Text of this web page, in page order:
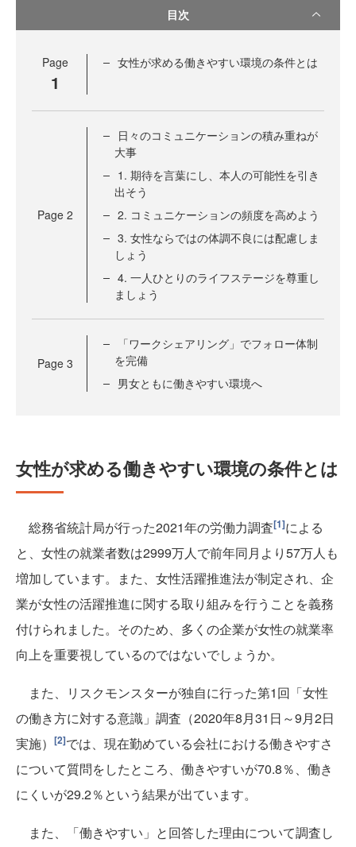
目次
Page
1
女性が求める働きやすい環境の条件とは
Page 2
日々のコミュニケーションの積み重ねが
大事
1. 期待を言葉にし、本人の可能性を引き
出そう
2. コミュニケーションの頻度を高めよう
3. 女性ならではの体調不良には配慮しま
しょう
4. 一人ひとりのライフステージを尊重し
ましょう
Page 3
「ワークシェアリング」でフォロー体制
を完備
男女ともに働きやすい環境へ
女性が求める働きやすい環境の条件とは
総務省統計局が行った2021年の労働力調査[1]による
と、女性の就業者数は2999万人で前年同月より57万人も
増加しています。また、女性活躍推進法が制定され、企
業が女性の活躍推進に関する取り組みを行うことを義務
付けられました。そのため、多くの企業が女性の就業率
向上を重要視しているのではないでしょうか。
また、リスクモンスターが独自に行った第1回「女性
の働き方に対する意識」調査（2020年8月31日～9月2日
実施） [2]では、現在勤めている会社における働きやすさ
について質問をしたところ、働きやすいが70.8％、働き
にくいが29.2％という結果が出ています。
また、「働きやすい」と回答した理由について調査し